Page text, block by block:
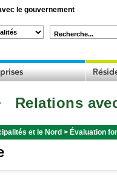
le gouvernement
Recherche...
Relations
et le Nord > Évaluation